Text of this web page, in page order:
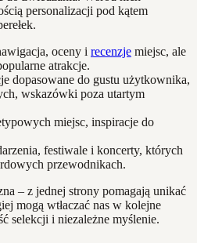
personalizacji pod kątem
oceny i recenzje miejsc, ale
atrakcje.
dopasowane do gustu użytkownika,
wskazówki poza utartym
miejsc, inspiracje do
festiwale i koncerty, których
przewodnikach.
– z jednej strony pomagają unikać
mogą wtłaczać nas w kolejne
selekcji i niezależne myślenie.